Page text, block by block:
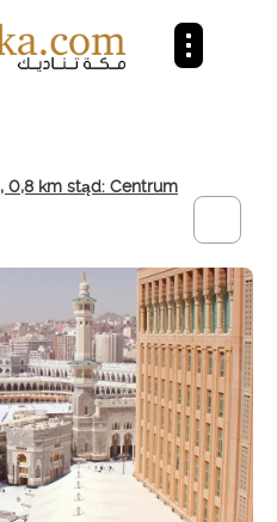
, 0,8 km stąd: Centrum